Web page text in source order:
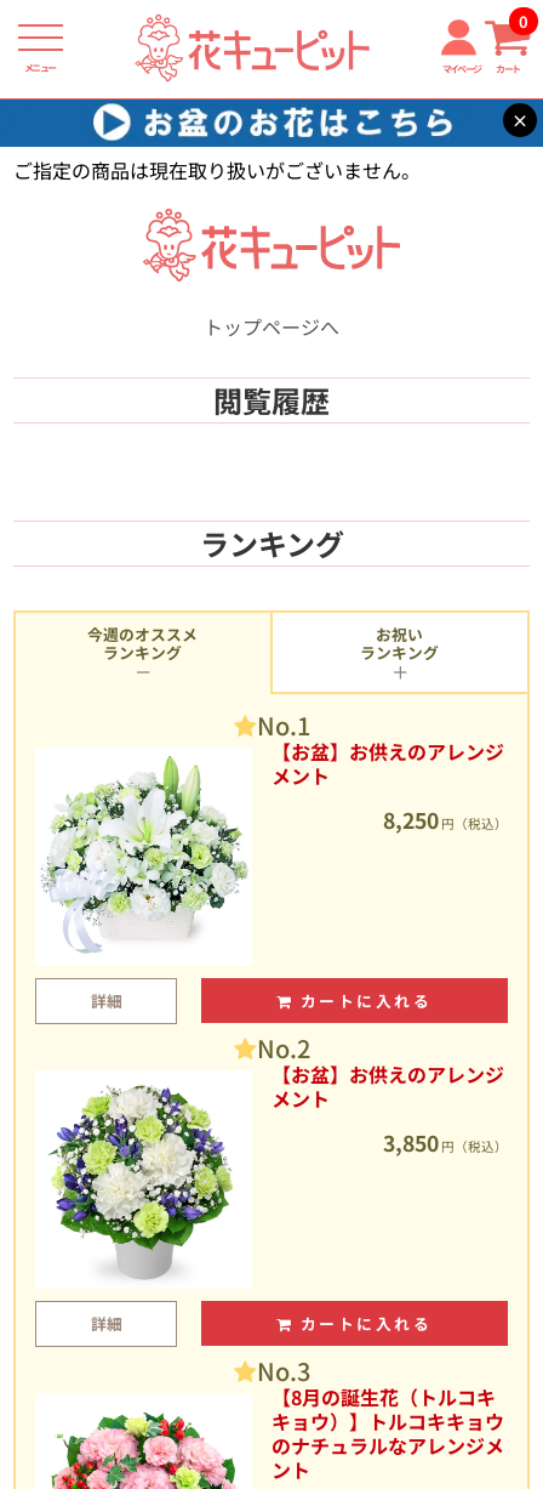
メニュー マイページ カート
0
×
花キューピット 【】
ご指定の商品は現在取り扱いがございません。
トップページへ
閲覧履歴
ランキング
今週のオススメ
ランキング
No.1
【お盆】お供えのアレンジ
メント
8,250 円（税込）
詳細 カートに入れる
No.2
【お盆】お供えのアレンジ
メント
3,850 円（税込）
詳細 カートに入れる
No.3
【8月の誕生花（トルコキ
キョウ）】トルコキキョウ
のナチュラルなアレンジメ
ント
お祝い
ランキング